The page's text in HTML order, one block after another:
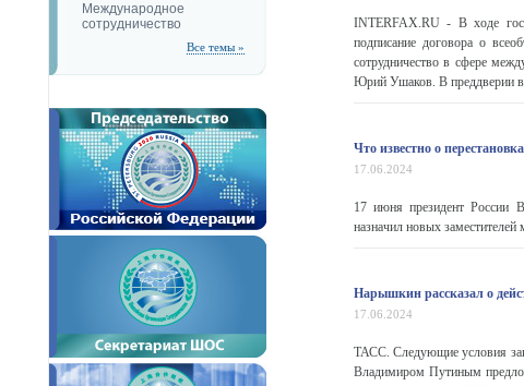
Международное
сотрудничество
Все темы »
INTERFAX.RU - В ходе
подписание договора о
сотрудничество в сфере
Юрий Ушаков. В преддверии
Что известно о
17.06.2024
17 июня президент России
назначил новых
Нарышкин рассказал о
17.06.2024
ТАСС. Следующие условия
Владимиром Путиным